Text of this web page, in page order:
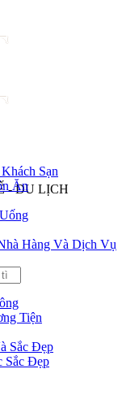
- DU LỊCH
Sạn
Ăn
Hàng Và Dịch Vụ
Tiện
Sắc Đẹp
Sắc Đẹp